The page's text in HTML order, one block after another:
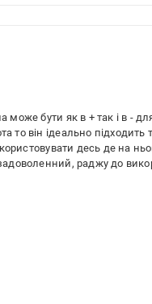
може бути як в + так і в -
то він ідеально
десь де на
раджу до